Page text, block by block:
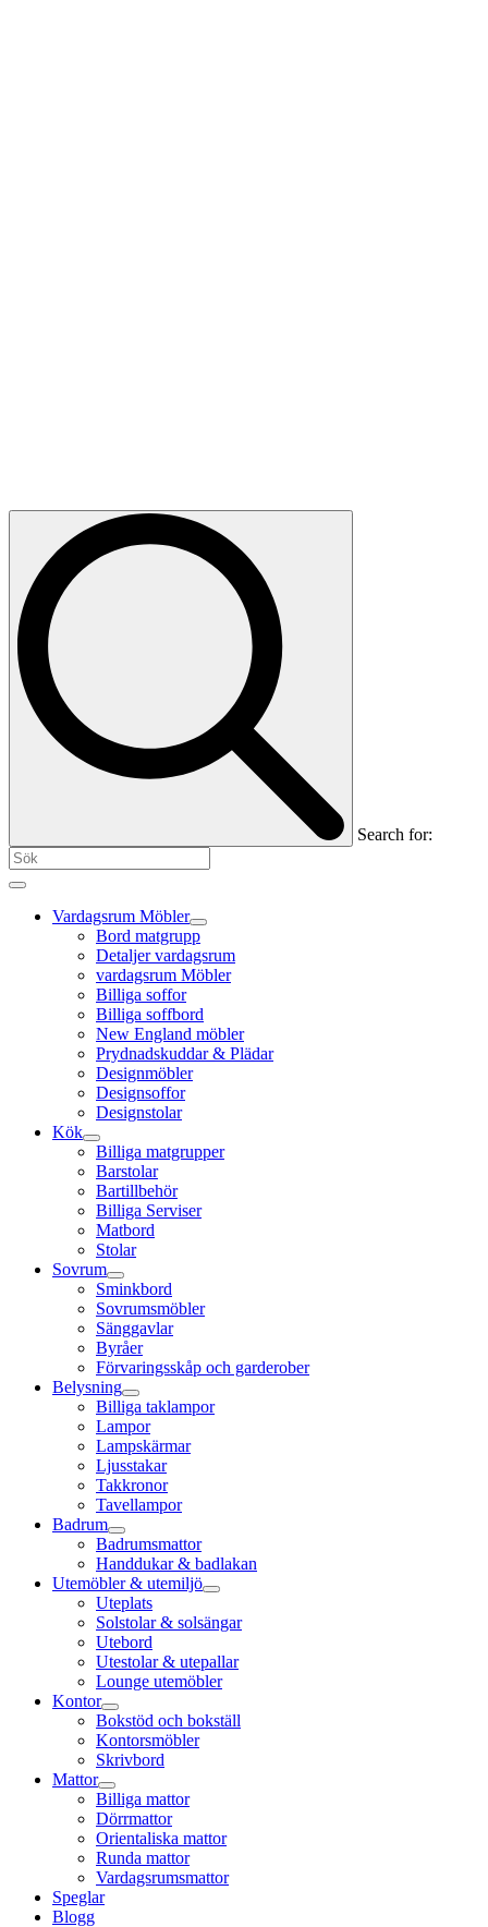
Search for:
Vardagsrum Möbler
Bord matgrupp
Detaljer vardagsrum
vardagsrum Möbler
Billiga soffor
Billiga soffbord
New England möbler
Prydnadskuddar & Plädar
Designmöbler
Designsoffor
Designstolar
Kök
Billiga matgrupper
Barstolar
Bartillbehör
Billiga Serviser
Matbord
Stolar
Sovrum
Sminkbord
Sovrumsmöbler
Sänggavlar
Byråer
Förvaringsskåp och garderober
Belysning
Billiga taklampor
Lampor
Lampskärmar
Ljusstakar
Takkronor
Tavellampor
Badrum
Badrumsmattor
Handdukar & badlakan
Utemöbler & utemiljö
Uteplats
Solstolar & solsängar
Utebord
Utestolar & utepallar
Lounge utemöbler
Kontor
Bokstöd och bokställ
Kontorsmöbler
Skrivbord
Mattor
Billiga mattor
Dörrmattor
Orientaliska mattor
Runda mattor
Vardagsrumsmattor
Speglar
Blogg